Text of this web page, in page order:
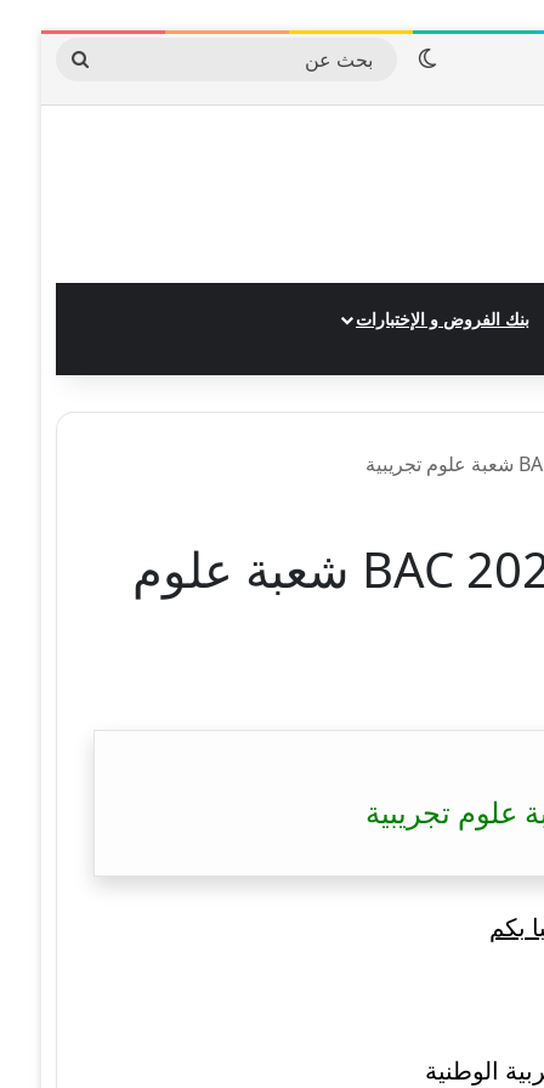
الوضع المظلم
بحث
عن
بنك الفروض و الإختبارات
تصحيح موضوع اللغة الإنجليزية بكالوريا 2021 – BAC 2021 شعبة علوم
بكم
الوطنية